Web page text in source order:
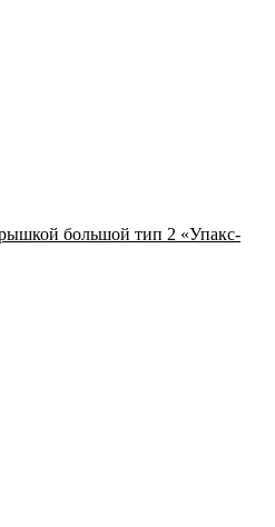
большой тип 2 «Упакс-